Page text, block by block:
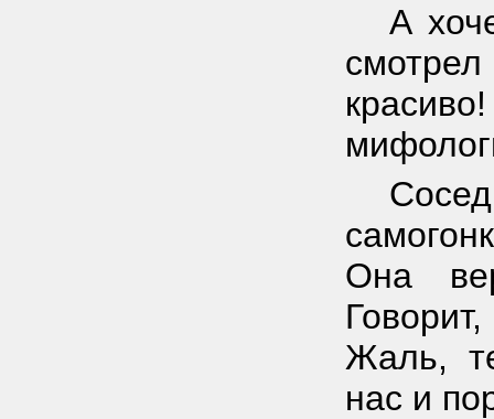
А
Она
Жаль,
нас и